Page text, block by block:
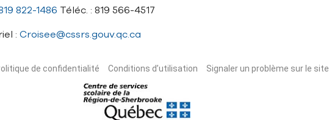
822-1486 Téléc. : 819 566-4517
: Croisee@cssrs.gouv.qc.ca
de confidentialité Conditions d’utilisation Signaler un problème sur le site